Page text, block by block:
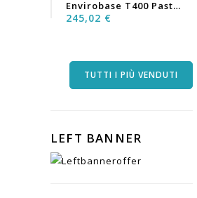
Envirobase T400 Pastello...
245,02 €
TUTTI I PIÙ VENDUTI
LEFT BANNER